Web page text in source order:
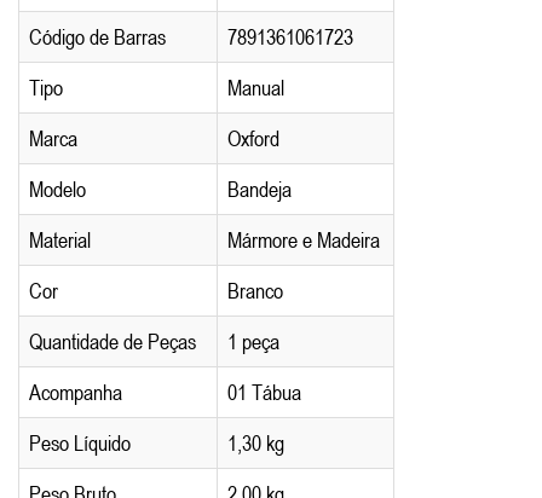
Código de Barras
7891361061723
Tipo
Manual
Marca
Oxford
Modelo
Bandeja
Material
Mármore e Madeira
Cor
Branco
Quantidade de Peças
1 peça
Acompanha
01 Tábua
Peso Líquido
1,30 kg